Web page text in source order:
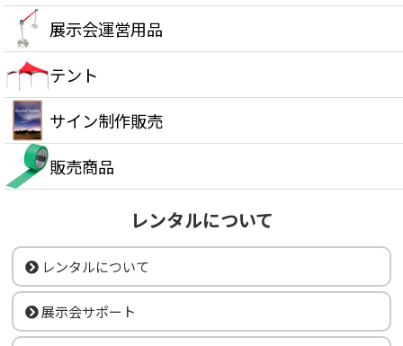
展示会運営用品
テント
サイン制作販売
販売商品
レンタルについて
レンタルについて
展示会サポート